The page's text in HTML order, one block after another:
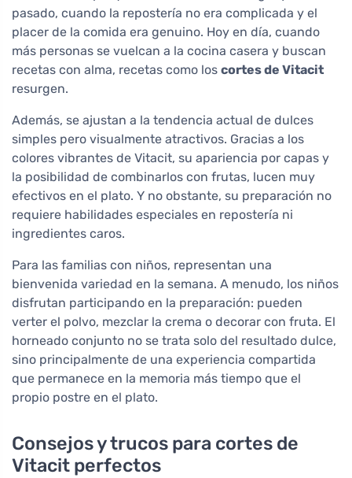
pasado, cuando la repostería no era complicada y el
placer de la comida era genuino. Hoy en día, cuando
más personas se vuelcan a la cocina casera y buscan
recetas con alma, recetas como los cortes de Vitacit
resurgen.
Además, se ajustan a la tendencia actual de dulces
simples pero visualmente atractivos. Gracias a los
colores vibrantes de Vitacit, su apariencia por capas y
la posibilidad de combinarlos con frutas, lucen muy
efectivos en el plato. Y no obstante, su preparación no
requiere habilidades especiales en repostería ni
ingredientes caros.
Para las familias con niños, representan una
bienvenida variedad en la semana. A menudo, los niños
disfrutan participando en la preparación: pueden
verter el polvo, mezclar la crema o decorar con fruta. El
horneado conjunto no se trata solo del resultado dulce,
sino principalmente de una experiencia compartida
que permanece en la memoria más tiempo que el
propio postre en el plato.
Consejos y trucos para cortes de
Vitacit perfectos